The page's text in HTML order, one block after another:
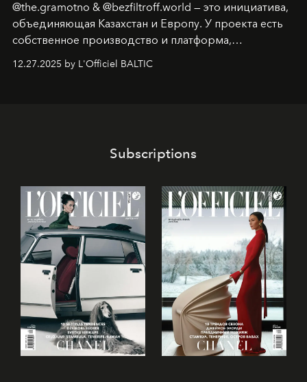
@the.gramotno & @bezfiltroff.world — это инициатива,
объединяющая Казахстан и Европу. У проекта есть
собственное производство и платформа,
предоставляющая возможности, поддержку и
решения для дизайнеров и молодых брендов.
12.27.2025 by L'Officiel BALTIC
Subscriptions